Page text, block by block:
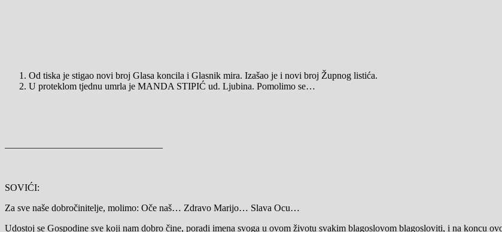
Od tiska je stigao novi broj Glasa koncila i Glasnik mira. Izašao je i novi broj Župnog listića.
U proteklom tjednu umrla je MANDA STIPIĆ ud. Ljubina. Pomolimo se…
————————————————–
SOVIĆI:
Za sve naše dobročinitelje, molimo: Oče naš… Zdravo Marijo… Slava Ocu…
Udostoj se Gospodine sve koji nam dobro čine, poradi imena svoga u ovom životu svakim blagoslovom blagosloviti, i na koncu